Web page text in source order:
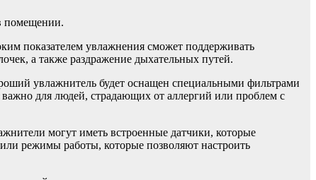
помещении.
показателем увлажнения сможет поддерживать
а также раздражение дыхательных путей.
увлажнитель будет оснащен специальными фильтрами
для людей, страдающих от аллергий или проблем с
могут иметь встроенные датчики, которые
режимы работы, которые позволяют настроить